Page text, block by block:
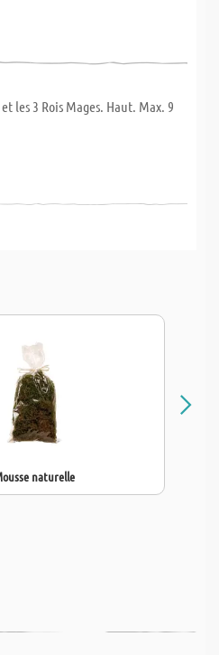
les 3 Rois Mages. Haut. Max. 9
naturelle